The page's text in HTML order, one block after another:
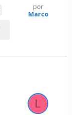
por
Marco